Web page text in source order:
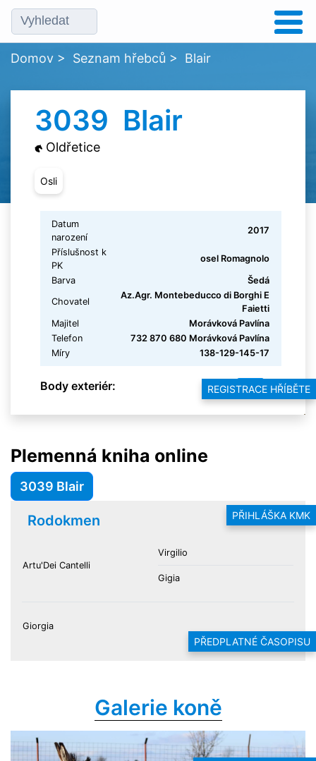
REGISTRACE HŘÍBĚTE
PŘIHLÁŠKA KMK
PŘEDPLATNÉ ČASOPISU
Domov > Seznam hřebců > Blair
3039 Blair
Oldřetice
Osli
Datum
narození
2017
Příslušnost k
PK
osel Romagnolo
Barva
Šedá
Chovatel
Az.Agr. Montebeducco di Borghi E
Faietti
Majitel
Morávková Pavlína
Telefon
732 870 680 Morávková Pavlína
Míry
138-129-145-17
Body exteriér: 7.75
Plemenná kniha online
3039 Blair
Rodokmen
Artu'Dei Cantelli
Virgilio
Gigia
Giorgia
Galerie koně